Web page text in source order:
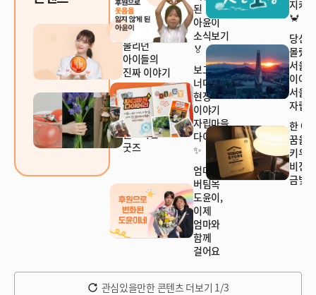
'가출팸'이라
불리던
아이들의
진짜 이야기
일상에
가치를
더하는
월드비전
굿즈
된
아윤이
소식보기
🏅
보고서
너머의
현장
이야기
자립마을
다이어리
✨
엄마의
버팀목
도윤이,
이제
엄마와
함께
걸어요
지켜
🦀
당신이
몰랐던
서울
이야기
서울이
자립
한 아
꿈을
키우는
비전
금빛
관심있을만한 콘텐츠 더보기 1/3